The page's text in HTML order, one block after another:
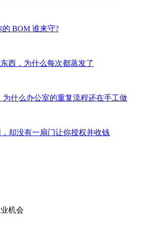
BOM 谁来守?
西，为什么每次都蒸发了
为什么办公室的重复流程还在手工做
却没有一扇门让你授权并收钱
机会